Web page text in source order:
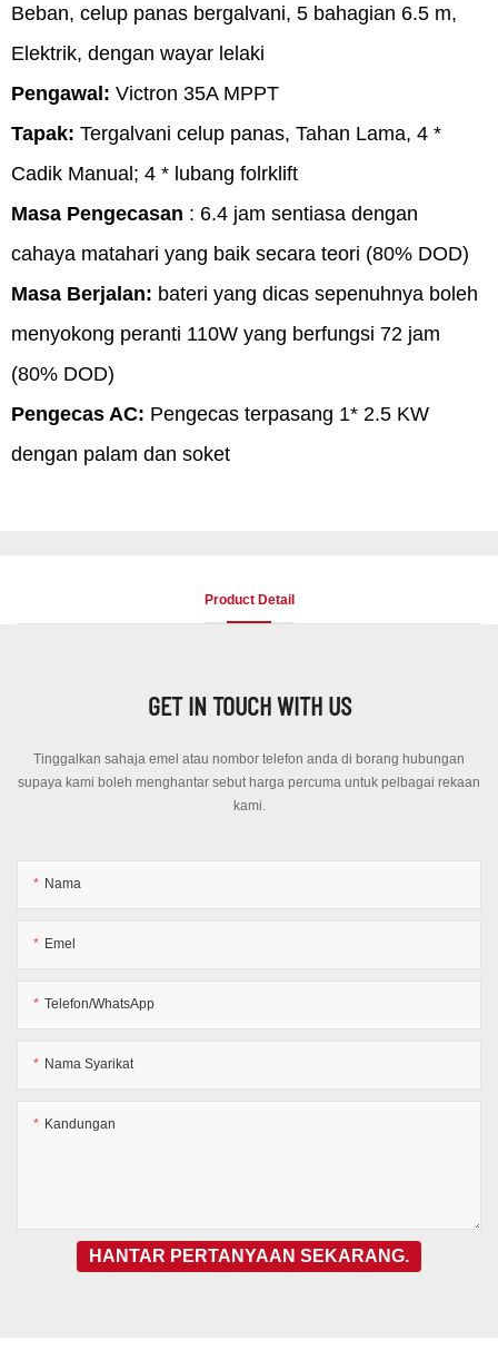
Beban, celup panas bergalvani, 5 bahagian 6.5 m,
Elektrik, dengan wayar lelaki
Pengawal: Victron 35A MPPT
Tapak: Tergalvani celup panas, Tahan Lama, 4 *
Cadik Manual; 4 * lubang folrklift
Masa Pengecasan : 6.4 jam sentiasa dengan
cahaya matahari yang baik secara teori (80% DOD)
Masa Berjalan: bateri yang dicas sepenuhnya boleh
menyokong peranti 110W yang berfungsi 72 jam
(80% DOD)
Pengecas AC: Pengecas terpasang 1* 2.5 KW
dengan palam dan soket
Product Detail
GET IN TOUCH WITH US
Tinggalkan sahaja emel atau nombor telefon anda di borang hubungan
supaya kami boleh menghantar sebut harga percuma untuk pelbagai rekaan
kami.
Nama
Emel
Telefon/WhatsApp
Nama Syarikat
Kandungan
HANTAR PERTANYAAN SEKARANG.